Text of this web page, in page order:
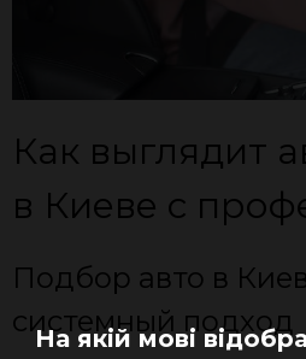
На якій мові
Как выглядит
в Киеве с
Подбор авто в
системный подход